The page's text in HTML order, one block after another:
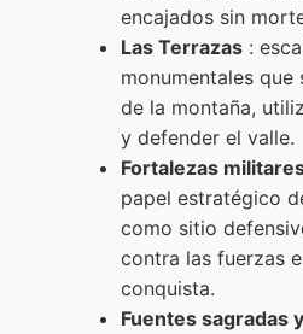
encajados sin
Las Terrazas :
monumentales que
de la montaña,
y defender el valle.
Fortalezas
papel estratégico
como sitio
contra las fuerzas
conquista.
Fuentes sagradas